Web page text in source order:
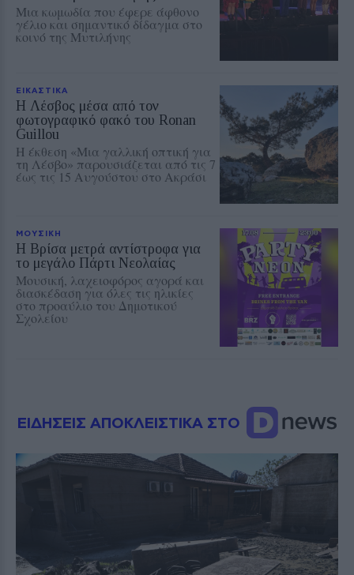
Μια κωμωδία που έφερε άφθονο
γέλιο και σημαντικό δίδαγμα στο
κοινό της Μυτιλήνης
ΕΙΚΑΣΤΙΚΑ
Η Λέσβος μέσα από τον
φωτογραφικό φακό του Ronan
Guillou
Η έκθεση «Μια γαλλική οπτική για
τη Λέσβο» παρουσιάζεται από τις 7
έως τις 15 Αυγούστου στο Ακράσι
ΜΟΥΣΙΚΗ
Η Βρίσα μετρά αντίστροφα για
το μεγάλο Πάρτι Νεολαίας
Μουσική, λαχειοφόρος αγορά και
διασκέδαση για όλες τις ηλικίες
στο προαύλιο του Δημοτικού
Σχολείου
ΕΙΔΗΣΕΙΣ ΑΠΟΚΛΕΙΣΤΙΚΑ ΣΤΟ